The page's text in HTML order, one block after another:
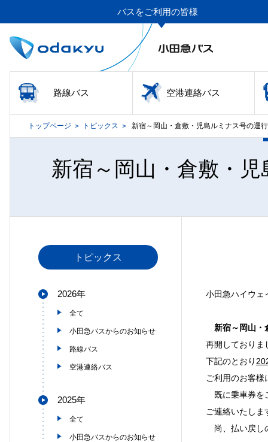
バスをご利用の皆様
路線バス 空港連絡バス
トップページ > トピックス > 新宿～岡山・倉敷・児島ルミナス号の運
新宿～岡山・倉敷・
小田急ハイウェ
新宿～岡山・
再開しておりま
下記のとおり
ご利用のお客
既に乗車券を
ご連絡いたしま
尚、払い戻し
トピックス
2026年
全て
小田急バスからのお知らせ
路線バス
空港連絡バス
2025年
全て
小田急バスからのお知らせ